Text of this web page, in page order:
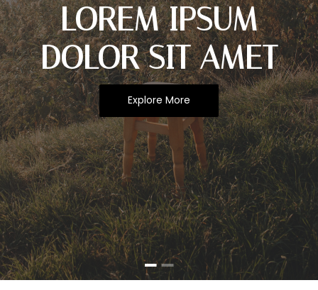
LOREM IPSUM
DOLOR SIT AMET
Explore More